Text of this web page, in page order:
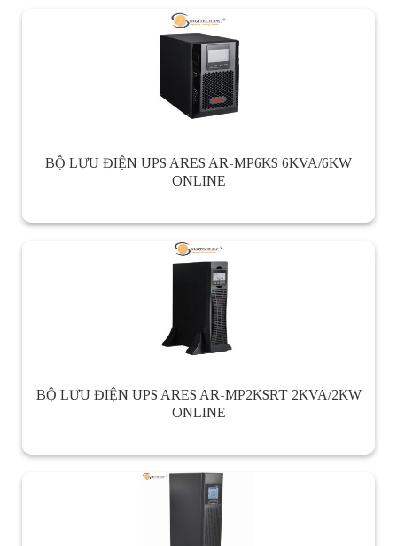
BỘ LƯU ĐIỆN UPS ARES AR-MP6KS 6KVA/6KW
ONLINE
BỘ LƯU ĐIỆN UPS ARES AR-MP2KSRT 2KVA/2KW
ONLINE